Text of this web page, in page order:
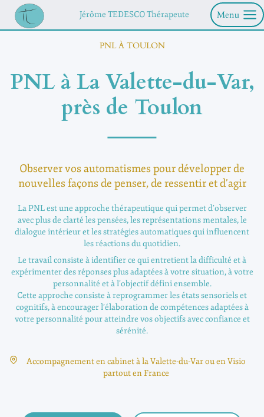
contenu
Jérôme TEDESCO Thérapeute Menu
PNL À TOULON
PNL à La Valette-du-Var,
près de Toulon
Observer vos automatismes pour développer de
nouvelles façons de penser, de ressentir et d’agir
La PNL est une approche thérapeutique qui permet d’observer
avec plus de clarté les pensées, les représentations mentales, le
dialogue intérieur et les stratégies automatiques qui influencent
les réactions du quotidien.
Le travail consiste à identifier ce qui entretient la difficulté et à
expérimenter des réponses plus adaptées à votre situation, à votre
personnalité et à l’objectif défini ensemble.
Cette approche consiste à reprogrammer les états sensoriels et
cognitifs, à encourager l’élaboration de compétences adaptées à
votre personnalité pour atteindre vos objectifs avec confiance et
sérénité.
Accompagnement en cabinet à la Valette-du-Var ou en Visio
partout en France